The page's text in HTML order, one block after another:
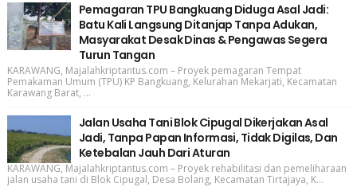
Pemagaran TPU Bangkuang Diduga Asal Jadi:
Batu Kali Langsung Ditanjap Tanpa Adukan,
Masyarakat Desak Dinas & Pengawas Segera
Turun Tangan
KARAWANG, Majalahkriptantus.com – Proyek pemagaran Tempat
Pemakaman Umum (TPU) KP Bangkuang, Kelurahan Mekarjati, Kecamatan
Karawang Barat, ...
Jalan Usaha Tani Blok Cipugal Dikerjakan Asal
Jadi, Tanpa Papan Informasi, Tidak Digilas, Dan
Ketebalan Jauh Dari Aturan
KARAWANG, Majalahkriptantus.com – Proyek rehabilitasi dan pemeliharaan
jalan usaha tani di Blok Cipugal, Desa Bolang, Kecamatan Tirtajaya, K...